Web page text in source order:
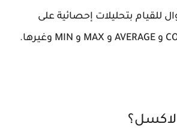
للقيام بتحليلات إحصائية على